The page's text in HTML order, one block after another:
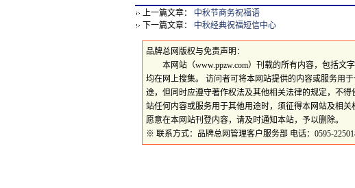
上一篇文章： 中秋节商务祝福语
下一篇文章： 中秋经典祝福短信中心
品牌总网版权与免责声明：
本网站（www.ppzw.com）刊载的所有内容，包括文
均在网上搜集。 访问者可将本网站提供的内容或服务用
途，但同时应遵守著作权法及其他相关法律的规定，不
站任何内容或服务用于其他用途时，须征得本网站及相
愿意在本网站刊登内容，请及时通知本站，予以删除。
※ 联系方式：品牌总网管理客户服务部 电话：0595-